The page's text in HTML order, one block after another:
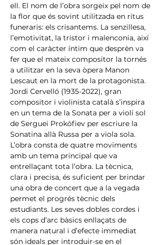
ell. El nom de l’obra sorgeix pel nom de
la flor que és sovint utilitzada en ritus
funeraris: els crisantems. La senzillesa,
l’emotivitat, la tristor i malenconia, així
com el caràcter íntim que desprèn va
fer que el mateix compositor la tornés
a utilitzar en la seva òpera Manon
Lescaut en la mort de la protagonista.
Jordi Cervelló (1935-2022), gran
compositor i violinista català s’inspira
en un tema de la Sonata per a violí sol
de Serguei Prokófiev per escriure la
Sonatina allà Russa per a viola sola.
L’obra consta de quatre moviments
amb un tema principal que va
entrellaçant tota l’obra. La tècnica,
clara i precisa, és suficient per brindar
una obra de concert que a la vegada
permet el progrés tècnic dels
estudiants. Les seves dobles cordes i
els cops d’arc bàsics enllaçats de
manera natural i d’efecte immediat
són ideals per introduir-se en el